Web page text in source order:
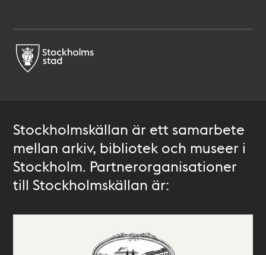
Stockholmskällan är ett samarbete
mellan arkiv, bibliotek och museer i
Stockholm. Partnerorganisationer
till Stockholmskällan är: